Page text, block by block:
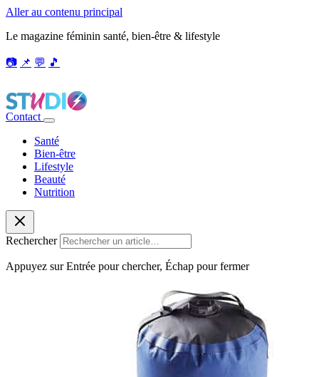
Aller au contenu principal
Le magazine féminin santé, bien-être & lifestyle
📷 📌 💬 🎵
Contact
Santé
Bien-être
Lifestyle
Beauté
Nutrition
Rechercher
Appuyez sur Entrée pour chercher, Échap pour fermer